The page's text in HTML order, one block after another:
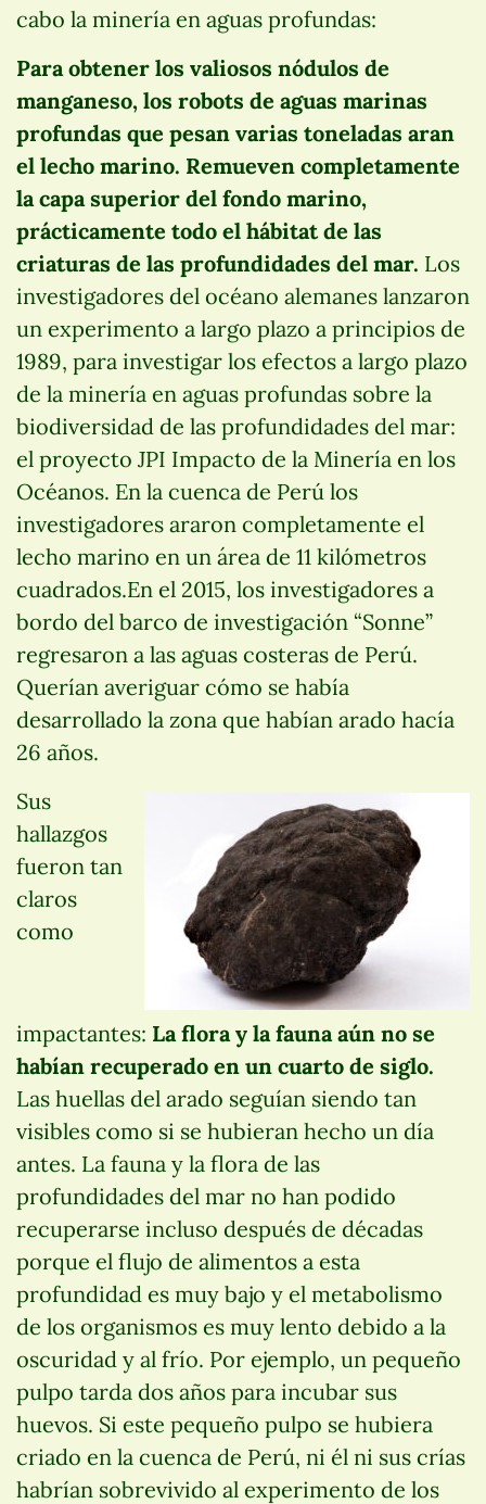
cabo la minería en aguas profundas:
Para obtener los valiosos nódulos de
manganeso, los robots de aguas marinas
profundas que pesan varias toneladas aran
el lecho marino. Remueven completamente
la capa superior del fondo marino,
prácticamente todo el hábitat de las
criaturas de las profundidades del mar. Los
investigadores del océano alemanes lanzaron
un experimento a largo plazo a principios de
1989, para investigar los efectos a largo plazo
de la minería en aguas profundas sobre la
biodiversidad de las profundidades del mar:
el proyecto JPI Impacto de la Minería en los
Océanos. En la cuenca de Perú los
investigadores araron completamente el
lecho marino en un área de 11 kilómetros
cuadrados.En el 2015, los investigadores a
bordo del barco de investigación “Sonne”
regresaron a las aguas costeras de Perú.
Querían averiguar cómo se había
desarrollado la zona que habían arado hacía
26 años.
Sus
hallazgos
fueron tan
claros
como
impactantes: La flora y la fauna aún no se
habían recuperado en un cuarto de siglo.
Las huellas del arado seguían siendo tan
visibles como si se hubieran hecho un día
antes. La fauna y la flora de las
profundidades del mar no han podido
recuperarse incluso después de décadas
porque el flujo de alimentos a esta
profundidad es muy bajo y el metabolismo
de los organismos es muy lento debido a la
oscuridad y al frío. Por ejemplo, un pequeño
pulpo tarda dos años para incubar sus
huevos. Si este pequeño pulpo se hubiera
criado en la cuenca de Perú, ni él ni sus crías
habrían sobrevivido al experimento de los